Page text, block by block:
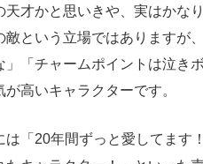
才かと思いきや、実はかな
敵という立場ではありますが
」「チャームポイントは泣き
高いキャラクターです。
「20年間ずっと愛してます